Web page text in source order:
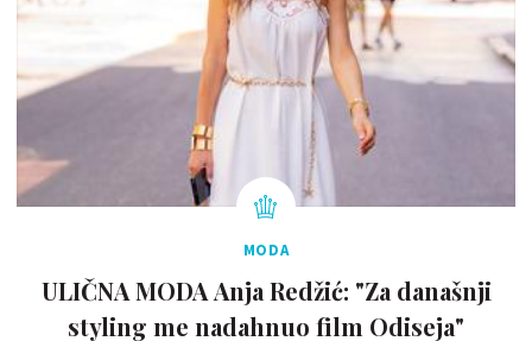
MODA
ULIČNA MODA Anja Redžić: "Za današnji
styling me nadahnuo film Odiseja"